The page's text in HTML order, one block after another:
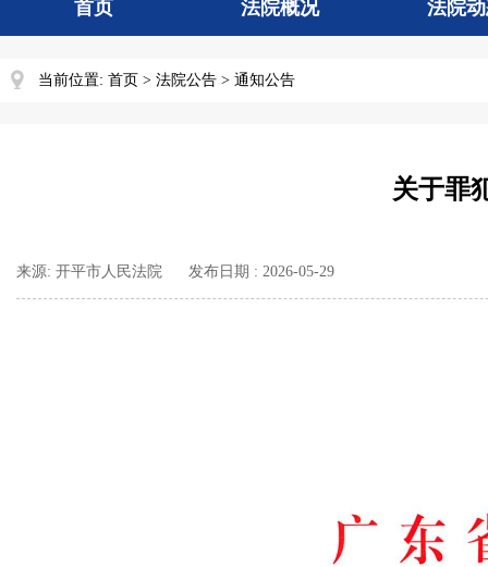
首页 法院概况 法院
当前位置: 首页 > 法院公告 > 通知公告
关于罪
来源: 开平市人民法院 发布日期 : 2026-05-29